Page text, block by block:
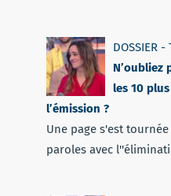
DOSSIER -
N’oubliez
les 10
l’émission ?
Une page s'est
paroles avec